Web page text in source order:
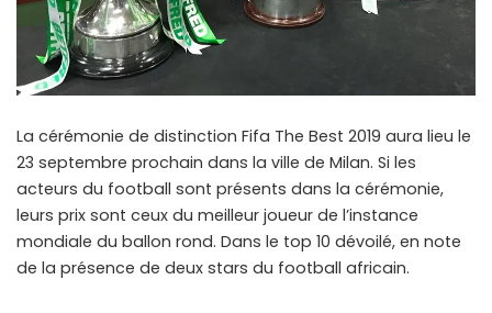
La cérémonie de distinction Fifa The Best 2019 aura lieu le
23 septembre prochain dans la ville de Milan. Si les
acteurs du football sont présents dans la cérémonie,
leurs prix sont ceux du meilleur joueur de l’instance
mondiale du ballon rond. Dans le top 10 dévoilé, en note
de la présence de deux stars du football africain.